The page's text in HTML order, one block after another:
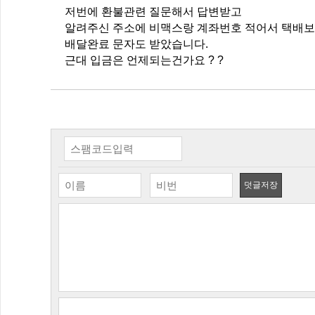
저번에 환불관련 질문해서 답변받고
알려주신 주소에 비맥스랑 계좌번호 적어서 택배
배달완료 문자도 받았습니다.
근대 입금은 언제되는건가요 ? ?
덧글저장